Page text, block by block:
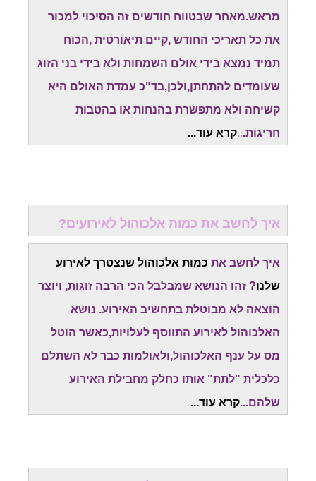
מראש.מאחר שבטווח חודשים זה הסיכוי למכור
את כל תאריכי החודש ,קיים תיאורטית ,הכוח
תמיד נמצא בידי אולם השמחות ולא בידי בני הזוג
שעומדים להתחתן,ולכן,בד"כ עמדת האולם היא
קשיחה ולא מתפשרת בהנחות או בהטבות
חריגות...קרא עוד...
איך לחשב את כמות אלכוהול לאירועים?
איך לחשב את כמות אלכוהול שנצטרך לאירוע
שלנו? זהו הנושא שמבלבל הכי הרבה זוגות, ויוצר
הוצאה לא מבוטלת בתחשיב האירוע. נושא
האלכוהול לאירוע התווסף לעלויות,כאשר הוטל
מס על ענף האלכוהול,ולאולמות כבר לא השתלם
כלכלית "לתת" אותו כחלק מחבילת האירוע
שלהם...קרא עוד...